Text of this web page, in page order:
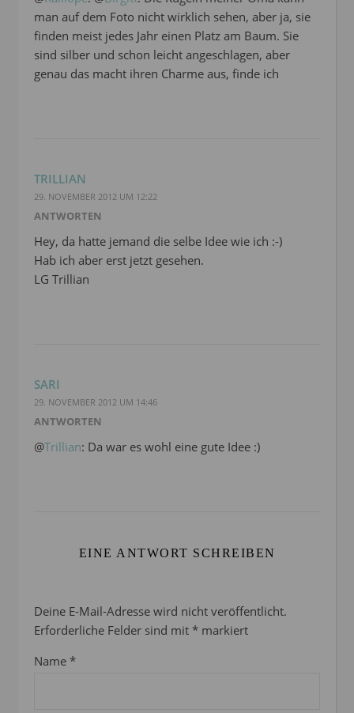
man auf dem Foto nicht wirklich sehen, aber ja, sie
finden meist jedes Jahr einen Platz am Baum. Sie
sind silber und schon leicht angeschlagen, aber
genau das macht ihren Charme aus, finde ich
TRILLIAN
29. NOVEMBER 2012 UM 12:22
ANTWORTEN
Hey, da hatte jemand die selbe Idee wie ich :-)
Hab ich aber erst jetzt gesehen.
LG Trillian
SARI
29. NOVEMBER 2012 UM 14:46
ANTWORTEN
@Trillian: Da war es wohl eine gute Idee :)
EINE ANTWORT SCHREIBEN
Deine E-Mail-Adresse wird nicht veröffentlicht.
Erforderliche Felder sind mit * markiert
Name *